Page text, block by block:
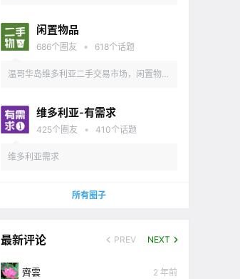
闲置物品
686个圈友 • 618个话题
温哥华岛维多利亚二手交易市场，闲置物品
维多利亚-有需求
425个圈友 • 410个话题
维多利亚需求
所有圈子
最新评论 PREV NEXT
齊雲 2 年前